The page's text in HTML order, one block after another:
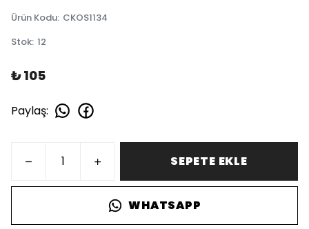
Ürün Kodu: CKOS1134
Stok: 12
₺ 105
Paylaş:
SEPETE EKLE
WHATSAPP